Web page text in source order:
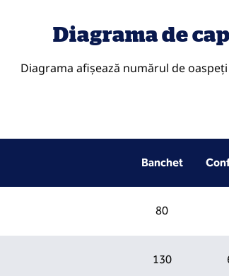
Diagrama de
Diagrama afișează numărul de
Banchet
80
130